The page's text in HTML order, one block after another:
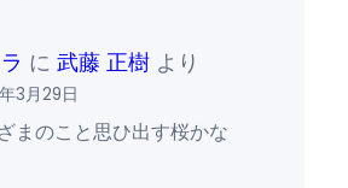
に武藤 正樹 より
3月29日
まのこと思ひ出す桜かな